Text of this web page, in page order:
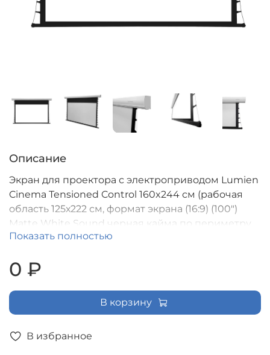
В избранное
Описание
Экран для проектора с электроприводом Lumien
Cinema Tensioned Control 160x244 см (рабочая
область 125х222 см, формат экрана (16:9) (100")
Matte White Sound черная кайма по периметру,
доп.черная область 30 см, триггер., RS485, IR, RF
[LCTC-100137]
Показать полностью
0 ₽
В корзину